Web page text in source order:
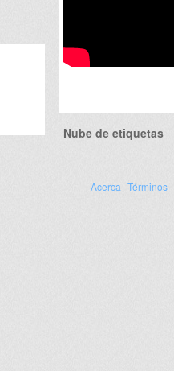
Nube de etiquetas
Acerca Términos